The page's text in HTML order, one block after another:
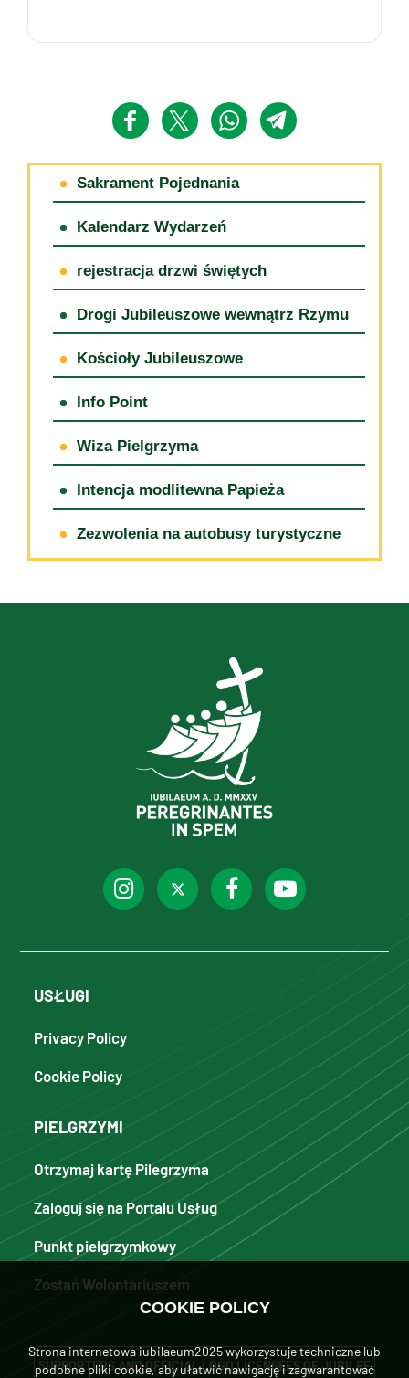
Sakrament Pojednania
Kalendarz Wydarzeń
rejestracja drzwi świętych
Drogi Jubileuszowe wewnątrz Rzymu
Kościoły Jubileuszowe
Info Point
Wiza Pielgrzyma
Intencja modlitewna Papieża
Zezwolenia na autobusy turystyczne
USŁUGI
Privacy Policy
Cookie Policy
PIELGRZYMI
Otrzymaj kartę Pilegrzyma
Zaloguj się na Portalu Usług
Punkt pielgrzymkowy
Zostań Wolontariuszem
SUPPORTERS AND OFFICIAL LOGO LICENSEES OF JUBILEE
COOKIE POLICY
Strona internetowa iubilaeum2025 wykorzystuje techniczne lub
podobne pliki cookie, aby ułatwić nawigację i zagwarantować